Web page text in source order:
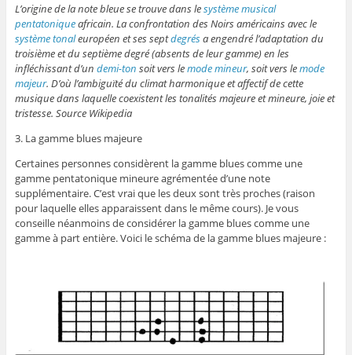
L’origine de la note bleue se trouve dans lesystème musical
pentatoniqueafricain. La confrontation des Noirs américains avec le
système tonaleuropéen et ses septdegrésa engendré l’adaptation du
troisième et du septième degré (absents de leur gamme) en les
infléchissant d’un demi-ton soit vers lemode mineur, soit vers lemode
majeur. D’où l’ambiguïté du climat harmonique et affectif de cette
musique dans laquelle coexistent les tonalités majeure et mineure, joie et
tristesse. Source Wikipedia
3. La gamme blues majeure
Certaines personnes considèrent la gamme blues comme une
gamme pentatonique mineure agrémentée d’une note
supplémentaire. C’est vrai que les deux sont très proches (raison
pour laquelle elles apparaissent dans le même cours). Je vous
conseille néanmoins de considérer la gamme blues comme une
gamme à part entière. Voici le schéma de la gamme blues majeure :